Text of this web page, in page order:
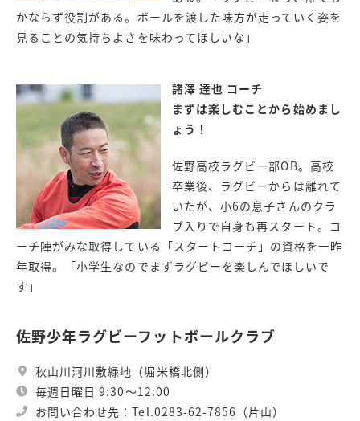
かならず役割がある。ボールを渡した味方が走っていく姿を
見ることの気持ちよさを味わってほしいな」
諸澤 達也 コーチ
まずは楽しむことから始めまし
ょう！
佐野高校ラグビー部OB。高校
卒業後、ラグビーからは離れて
いたが、小6の息子さんのクラ
ブ入りで自身も再スタート。コ
ーチ陣がみな取得している「スタートコーチ」の資格を一昨
年取得。「小学生なのでまずラグビーを楽しんでほしいで
す」
佐野少年ラグビーフットボールクラブ
秋山川河川敷緑地（堀米橋北側）
​​​​毎週日曜日 9:30～12:00
お問い合わせ先：Tel.0283-62-7856（片山）